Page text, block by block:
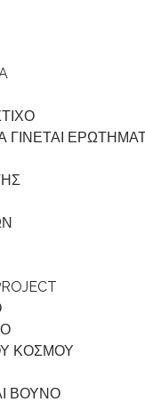
ΓΙΝΕΤΑΙ
ΚΟΣΜΟΥ
ΒΟΥΝΟ